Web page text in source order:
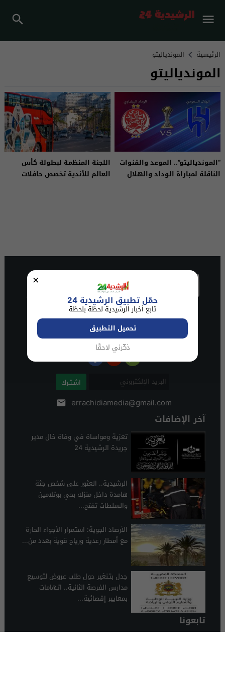
الرئيسية الموندياليتو
الموندياليتو
“الموندياليتو”.. الموعد والقنوات
الناقلة لمباراة الوداد والهلال
اللجنة المنظمة لبطولة كأس
العالم للأندية تخصص حافلات
اشـتـرك
errachidiamedia@gmail.com
آخر الإضافات
تعزية ومواساة في وفاة خال مدير
جريدة الرشيدية 24
الرشيدية.. العثور على شخص جثة
هامدة داخل منزله بحي بوتلامين
والسلطات تفتح...
الأرصاد الجوية: استمرار الأجواء الحارة
مع أمطار رعدية ورياح قوية بعدد من...
جدل بتـنغير حول طلب عروض لتوسيع
مدارس الفرصة الثانية.. اتهامات
بمعايير إقصائية...
تابعونا
×
حمّل تطبيق الرشيدية 24
تابع أخبار الرشيدية لحظة بلحظة
تحميل التطبيق
ذكّرني لاحقًا